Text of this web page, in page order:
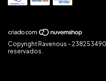
Copyright Ravenous -
reservados.